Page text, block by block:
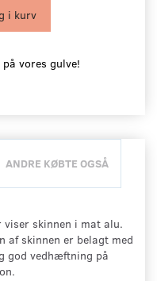
i kurv
vores gulve!
ANDRE KØBTE OGSÅ
skinnen i mat alu.
af skinnen er belagt med
god vedhæftning på